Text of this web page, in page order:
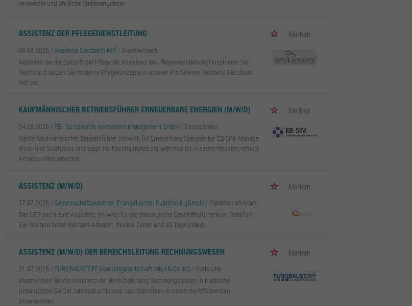
verwandte und ähnliche Stellenangebote
ASSISTENZ DER PFLEGEDIENSTLEITUNG Merken
06.08.2026 / Residenz Gassbach Hof / Grasellenbach
Gestalten Sie die Zukunft der Pflege als Assistenz der Pflegedienstleitung! Inspirieren Sie
Teams und setzen Sie moderne Pflegekonzepte in unserer Pro Seniore Residenz Gassbach
Hof um.
KAUFMÄNNISCHER BETRIEBSFÜHRER ERNEUERBARE ENERGIEN (M/W/D) Merken
04.08.2026 / EB - Sustainable Investment Management GmbH / Deutschland
Werde Kaufmännischer Betriebsführer (m/w/d) für Erneuerbare Energien bei EB-SIM! Manage
Wind- und Solarparks und trage zur Nachhaltigkeit bei, während du in einem flexiblen, remote
Arbeitsumfeld arbeitest.
ASSISTENZ (M/W/D) Merken
17.07.2026 / Gemeinschaftswerk der Evangelischen Publizistik gGmbH / Frankfurt am Main
Das GEP sucht eine Assistenz (m/w/d) für die theologische Geschäftsführerin in Frankfurt.
Die Position bietet hybrides Arbeiten, flexible Zeiten und 30 Tage Urlaub.
ASSISTENZ (M/W/D) DER BEREICHSLEITUNG RECHNUNGSWESEN Merken
31.07.2026 / EUROBAUSTOFF Handelsgesellschaft mbH & Co. KG / Karlsruhe
Übernehmen Sie die Assistenz der Bereichsleitung Rechnungswesen in Karlsruhe.
Unterstützen Sie bei Jahresabschlüssen und Statistiken in einem marktführenden
Unternehmen.